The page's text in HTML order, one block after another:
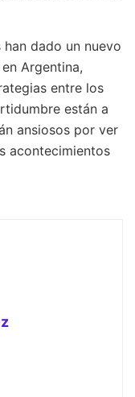
dado un nuevo
Argentina,
entre los
están a
ansiosos por ver
acontecimientos